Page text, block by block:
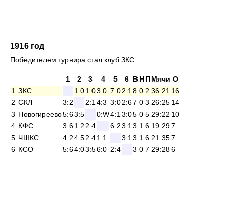
1916 год
Победителем турнира стал клуб ЗКС.
1 2 3 4 5 6 ВНПМячи О
1 ЗКС 1:01:03:0 7:02:1 8 0 2 36:21 16
2 СКЛ 3:2 2:1 4:3 3:02:67 0 3 26:25 14
3 Новогиреево5:63:5 0:W4:1 3:05 0 5 29:22 10
4 КФС 3:61:2 2:4 6:23:1 3 1 6 19:297
5 ЧШКС 4:24:52:41:1 3:1 3 1 6 21:357
6 КСО 5:64:03:56:0 2:4 3 0 7 29:286